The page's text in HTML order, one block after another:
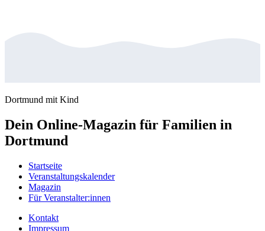
Dortmund mit Kind
Dein Online-Magazin für Familien in
Dortmund
Startseite
Veranstaltungskalender
Magazin
Für Veranstalter:innen
Kontakt
Impressum